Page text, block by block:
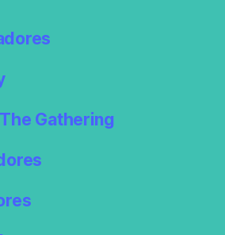
Gathering